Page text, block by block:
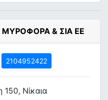
ΜΥΡΟΦΟΡΑ & ΣΙΑ ΕΕ
2104952422
150, Νίκαια